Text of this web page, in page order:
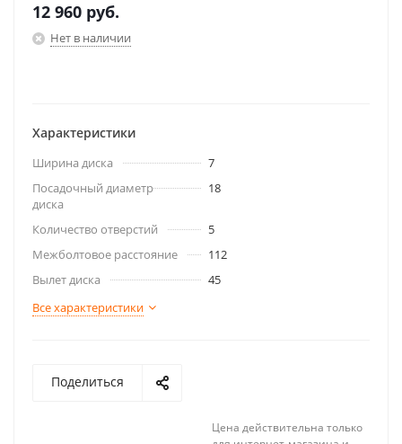
12 960 руб.
Нет в наличии
Характеристики
Ширина диска
7
Посадочный диаметр
диска
18
Количество отверстий
5
Межболтовое расстояние
112
Вылет диска
45
Все характеристики
Поделиться
Цена действительна только